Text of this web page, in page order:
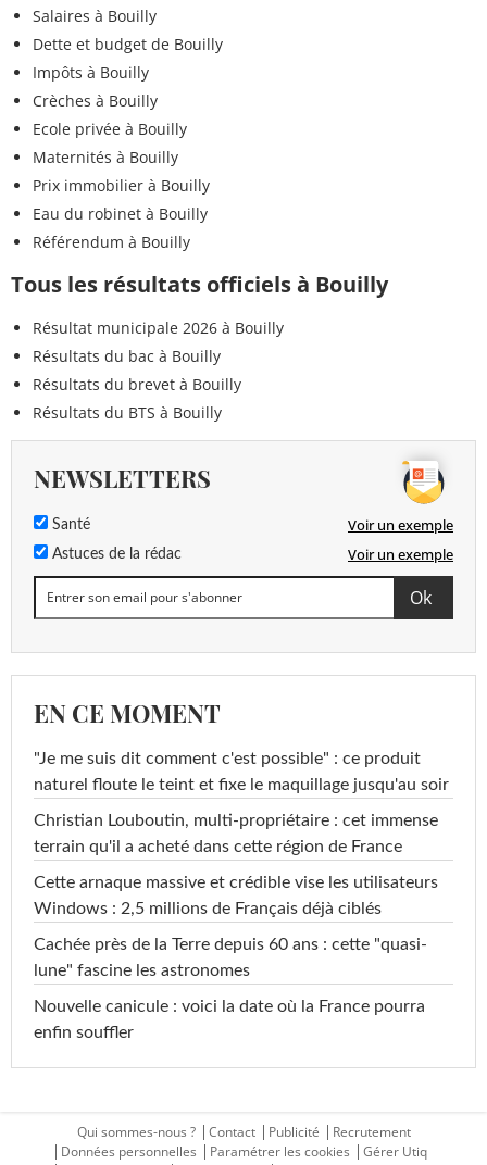
Salaires à Bouilly
Dette et budget de Bouilly
Impôts à Bouilly
Crèches à Bouilly
Ecole privée à Bouilly
Maternités à Bouilly
Prix immobilier à Bouilly
Eau du robinet à Bouilly
Référendum à Bouilly
Tous les résultats officiels à Bouilly
Résultat municipale 2026 à Bouilly
Résultats du bac à Bouilly
Résultats du brevet à Bouilly
Résultats du BTS à Bouilly
NEWSLETTERS
Santé Voir un exemple
Astuces de la rédac Voir un exemple
EN CE MOMENT
"Je me suis dit comment c'est possible" : ce produit
naturel floute le teint et fixe le maquillage jusqu'au soir
Christian Louboutin, multi-propriétaire : cet immense
terrain qu'il a acheté dans cette région de France
Cette arnaque massive et crédible vise les utilisateurs
Windows : 2,5 millions de Français déjà ciblés
Cachée près de la Terre depuis 60 ans : cette "quasi-
lune" fascine les astronomes
Nouvelle canicule : voici la date où la France pourra
enfin souffler
Qui sommes-nous ? Contact Publicité
Recrutement
Données personnelles
Paramétrer les cookies
Gérer Utiq